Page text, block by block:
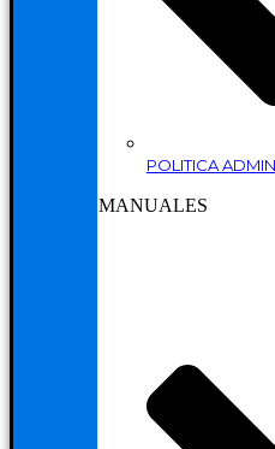
POLITICA
MANUALES